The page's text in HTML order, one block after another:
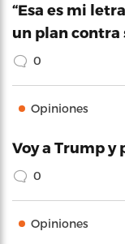
“Esa es mi
un plan contra
0
Opiniones
Voy a Trump y
0
Opiniones